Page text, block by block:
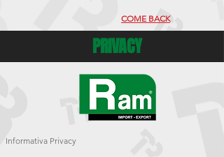
COME BACK
PRIVACY
Informativa Privacy